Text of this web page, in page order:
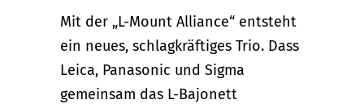
Mit der „L-Mount Alliance“ entsteht
ein neues, schlagkräftiges Trio. Dass
Leica, Panasonic und Sigma
gemeinsam das L-Bajonett